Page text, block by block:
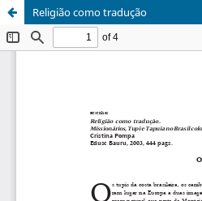
Religião como tradução